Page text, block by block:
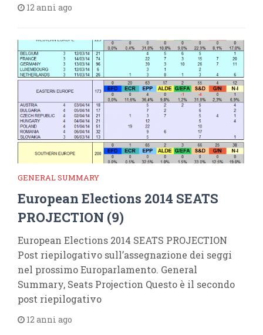
12 anni ago
GENERAL SUMMARY
European Elections 2014 SEATS
PROJECTION (9)
European Elections 2014 SEATS PROJECTION
Post riepilogativo sull’assegnazione dei seggi
nel prossimo Europarlamento. General
Summary, Seats Projection Questo è il secondo
post riepilogativo
12 anni ago